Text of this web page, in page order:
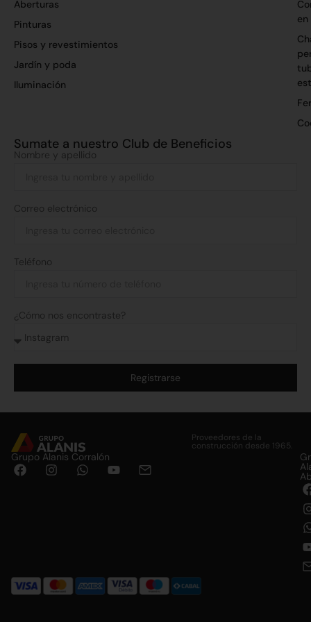
Aberturas
Pinturas
Pisos y revestimientos
Jardín y poda
Iluminación
en
Sumate a nuestro Club de Beneficios
Nombre y apellido
Correo electrónico
Teléfono
¿Cómo nos encontraste?
Registrarse
Proveedores de la
construcción desde 1965.
Grupo Alanis Corralón